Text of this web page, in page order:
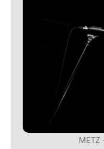
METZ